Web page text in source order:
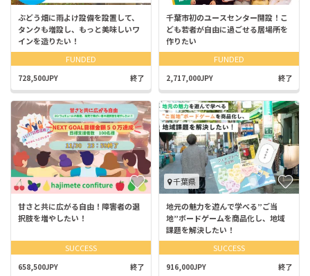
ぶどう畑に雨よけ設備を設置して、
タンクも増設し、もっと美味しいワ
インを造りたい！
FUNDED
728,500JPY 終了
千葉市初のユースセンター開設！こ
ども若者が自由に過ごせる居場所を
作りたい
FUNDED
2,717,000JPY 終了
甘さと共に広がる自由！障害者の選
択肢を増やしたい！
SUCCESS
658,500JPY 終了
千葉県
地元の魅力を遊んで学べる”ご当
地”ボードゲームを商品化し、地域
課題を解決したい！
SUCCESS
916,000JPY 終了